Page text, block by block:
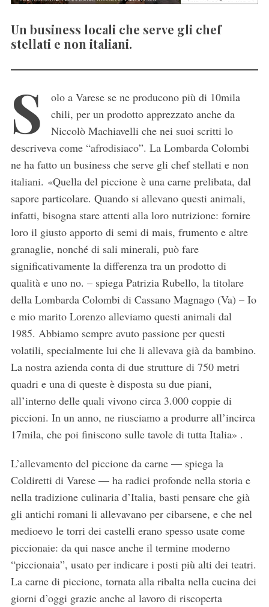
Un business locali che serve gli chef
stellati e non italiani.
S
olo a Varese se ne producono più di 10mila
chili, per un prodotto apprezzato anche da
Niccolò Machiavelli che nei suoi scritti lo
descriveva come “afrodisiaco”. La Lombarda Colombi
ne ha fatto un business che serve gli chef stellati e non
italiani. «Quella del piccione è una carne prelibata, dal
sapore particolare. Quando si allevano questi animali,
infatti, bisogna stare attenti alla loro nutrizione: fornire
loro il giusto apporto di semi di mais, frumento e altre
granaglie, nonché di sali minerali, può fare
significativamente la differenza tra un prodotto di
qualità e uno no. – spiega Patrizia Rubello, la titolare
della Lombarda Colombi di Cassano Magnago (Va) – Io
e mio marito Lorenzo alleviamo questi animali dal
1985. Abbiamo sempre avuto passione per questi
volatili, specialmente lui che li allevava già da bambino.
La nostra azienda conta di due strutture di 750 metri
quadri e una di queste è disposta su due piani,
all’interno delle quali vivono circa 3.000 coppie di
piccioni. In un anno, ne riusciamo a produrre all’incirca
17mila, che poi finiscono sulle tavole di tutta Italia» .
L’allevamento del piccione da carne — spiega la
Coldiretti di Varese — ha radici profonde nella storia e
nella tradizione culinaria d’Italia, basti pensare che già
gli antichi romani li allevavano per cibarsene, e che nel
medioevo le torri dei castelli erano spesso usate come
piccionaie: da qui nasce anche il termine moderno
“piccionaia”, usato per indicare i posti più alti dei teatri.
La carne di piccione, tornata alla ribalta nella cucina dei
giorni d’oggi grazie anche al lavoro di riscoperta